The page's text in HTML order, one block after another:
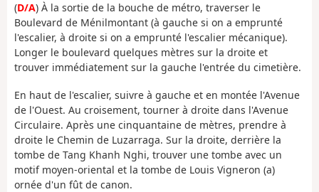
(D/A) À la sortie de la bouche de métro, traverser le
Boulevard de Ménilmontant (à gauche si on a emprunté
l'escalier, à droite si on a emprunté l'escalier mécanique).
Longer le boulevard quelques mètres sur la droite et
trouver immédiatement sur la gauche l'entrée du cimetière.
En haut de l'escalier, suivre à gauche et en montée l'Avenue
de l'Ouest. Au croisement, tourner à droite dans l'Avenue
Circulaire. Après une cinquantaine de mètres, prendre à
droite le Chemin de Luzarraga. Sur la droite, derrière la
tombe de Tang Khanh Nghi, trouver une tombe avec un
motif moyen-oriental et la tombe de Louis Vigneron (a)
ornée d'un fût de canon.